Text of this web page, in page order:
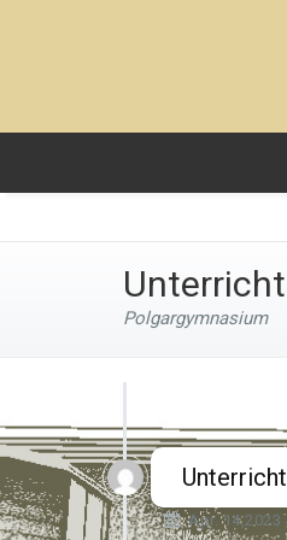
Unterricht
Polgargymnasium
Unterricht
Apr. 14,2023